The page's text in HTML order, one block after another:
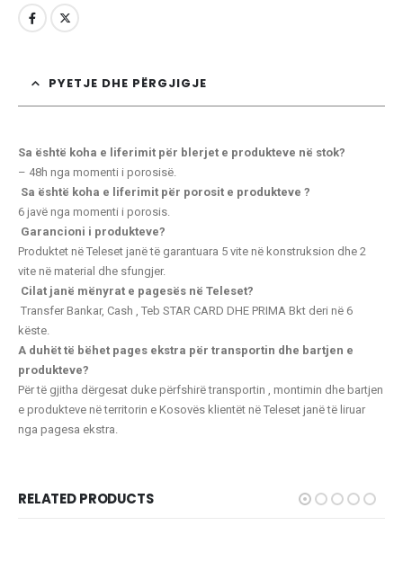
PYETJE DHE PËRGJIGJE
Sa është koha e liferimit për blerjet e produkteve në stok?
– 48h nga momenti i porosisë.
Sa është koha e liferimit për porosit e produkteve ?
6 javë nga momenti i porosis.
Garancioni i produkteve?
Produktet në Teleset janë të garantuara 5 vite në konstruksion dhe 2
vite në material dhe sfungjer.
Cilat janë mënyrat e pagesës në Teleset?
Transfer Bankar, Cash , Teb STAR CARD DHE PRIMA Bkt deri në 6
këste.
A duhët të bëhet pages ekstra për transportin dhe bartjen e
produkteve?
Për të gjitha dërgesat duke përfshirë transportin , montimin dhe bartjen
e produkteve në territorin e Kosovës klientët në Teleset janë të liruar
nga pagesa ekstra.
RELATED PRODUCTS